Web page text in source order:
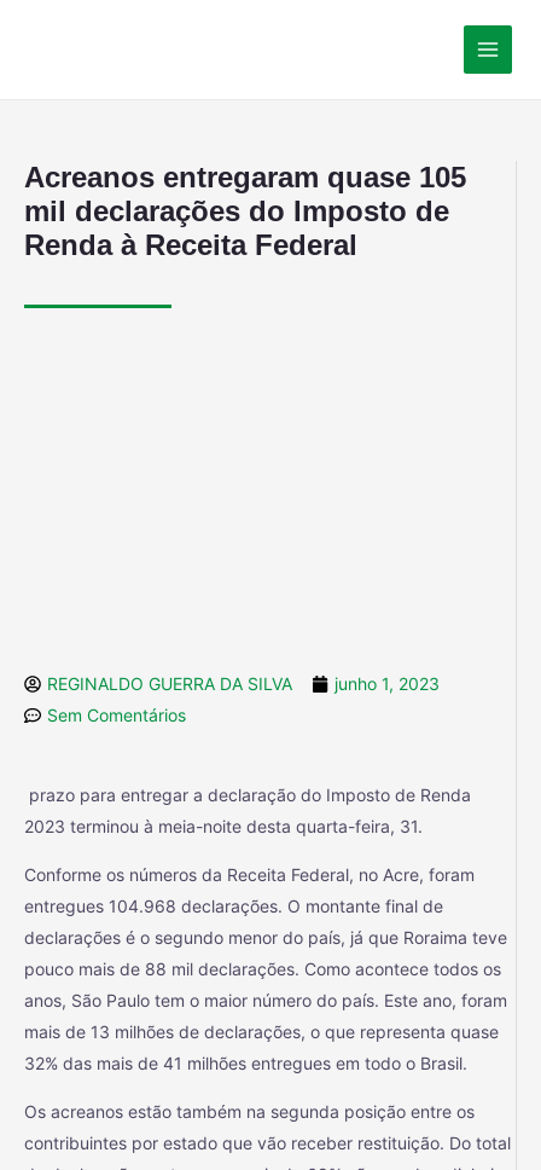
Acreanos entregaram quase 105
mil declarações do Imposto de
Renda à Receita Federal
REGINALDO GUERRA DA SILVA
junho 1, 2023
Sem Comentários
prazo para entregar a declaração do Imposto de Renda
2023 terminou à meia-noite desta quarta-feira, 31.
Conforme os números da Receita Federal, no Acre, foram
entregues 104.968 declarações. O montante final de
declarações é o segundo menor do país, já que Roraima teve
pouco mais de 88 mil declarações. Como acontece todos os
anos, São Paulo tem o maior número do país. Este ano, foram
mais de 13 milhões de declarações, o que representa quase
32% das mais de 41 milhões entregues em todo o Brasil.
Os acreanos estão também na segunda posição entre os
contribuintes por estado que vão receber restituição. Do total